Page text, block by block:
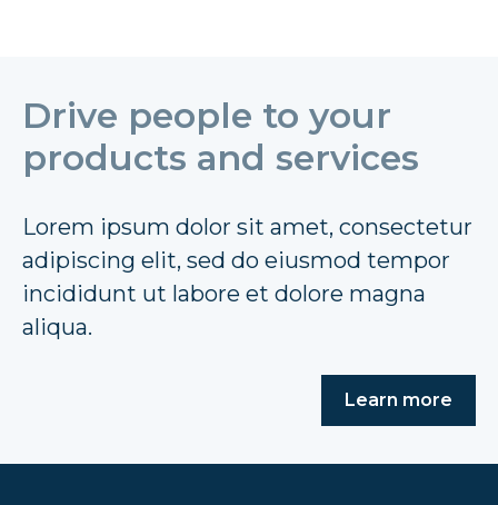
Drive people to your
products and services
Lorem ipsum dolor sit amet, consectetur
adipiscing elit, sed do eiusmod tempor
incididunt ut labore et dolore magna
aliqua.
Learn more